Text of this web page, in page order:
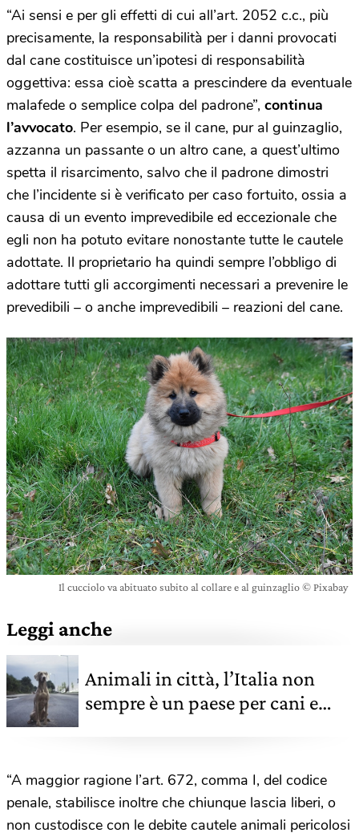
“Ai sensi e per gli effetti di cui all’art. 2052 c.c., più
precisamente, la responsabilità per i danni provocati
dal cane costituisce un’ipotesi di responsabilità
oggettiva: essa cioè scatta a prescindere da eventuale
malafede o semplice colpa del padrone”, continua
l’avvocato. Per esempio, se il cane, pur al guinzaglio,
azzanna un passante o un altro cane, a quest’ultimo
spetta il risarcimento, salvo che il padrone dimostri
che l’incidente si è verificato per caso fortuito, ossia a
causa di un evento imprevedibile ed eccezionale che
egli non ha potuto evitare nonostante tutte le cautele
adottate. Il proprietario ha quindi sempre l’obbligo di
adottare tutti gli accorgimenti necessari a prevenire le
prevedibili – o anche imprevedibili – reazioni del cane.
Il cucciolo va abituato subito al collare e al guinzaglio © Pixabay
Leggi anche
Animali in città, l’Italia non
sempre è un paese per cani e
“A maggior ragione l’art. 672, comma I, del codice
penale, stabilisce inoltre che chiunque lascia liberi, o
non custodisce con le debite cautele animali pericolosi